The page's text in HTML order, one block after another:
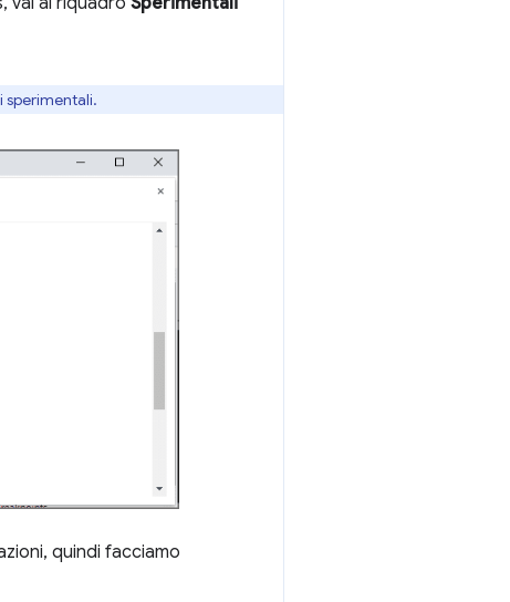
sperimentali.
quindi facciamo